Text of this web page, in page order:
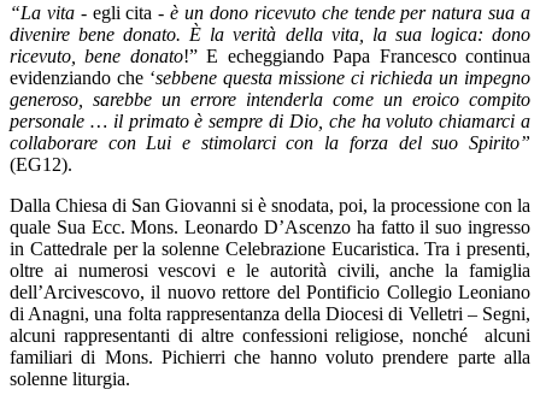
“La vita- egli cita -è un dono ricevuto che tende per natura sua a
divenire bene donato. È la verità della vita, la sua logica: dono
ricevuto, bene donato!” E echeggiando Papa Francesco continua
evidenziando che ‘sebbene questa missione ci richieda un impegno
generoso, sarebbe un errore intenderla come un eroico compito
personale … il primato è sempre di Dio, che ha voluto chiamarci a
collaborare con Lui e stimolarci con la forza del suo Spirito”
(EG12).
Dalla Chiesa di San Giovanni si è snodata, poi, la processione con la
quale Sua Ecc. Mons. Leonardo D’Ascenzo ha fatto il suo ingresso
in Cattedrale per la solenne Celebrazione Eucaristica. Tra i presenti,
oltre ai numerosi vescovi e le autorità civili, anche la famiglia
dell’Arcivescovo, il nuovo rettore del Pontificio Collegio Leoniano
di Anagni, una folta rappresentanza della Diocesi di Velletri – Segni,
alcuni rappresentanti di altre confessioni religiose, nonché alcuni
familiari di Mons. Pichierri che hanno voluto prendere parte alla
solenne liturgia.